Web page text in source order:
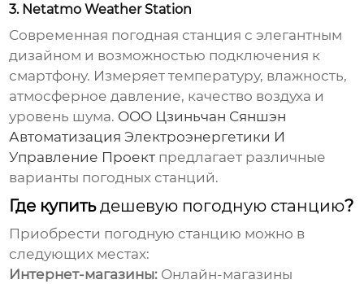
3. Netatmo Weather Station
Современная погодная станция с элегантным
дизайном и возможностью подключения к
смартфону. Измеряеттемпературу, влажность,
атмосферное давление, качество воздуха и
уровень шума. ООО Цзиньчан Сяншэн
Автоматизация Электроэнергетики И
Управление Проект предлагает различные
варианты погодных станций.
Где купитьдешевую погодную станцию?
Приобрести погодную станцию можно в
следующих местах:
Интернет-магазины: Онлайн-магазины